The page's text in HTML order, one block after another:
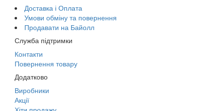
Доставка і Оплата
Умови обміну та повернення
Продавати на Байолл
Служба підтримки
Контакти
Повернення товару
Додатково
Виробники
Акції